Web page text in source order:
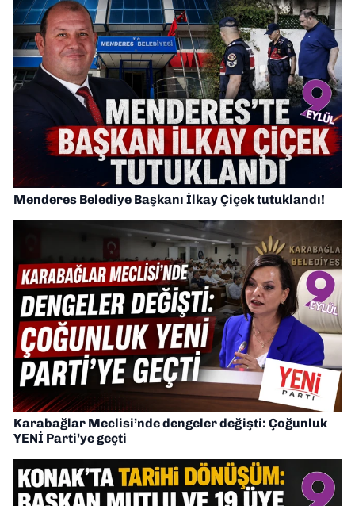
Menderes Belediye Başkanı İlkay Çiçek tutuklandı!
Karabağlar Meclisi’nde dengeler değişti: Çoğunluk
YENİ Parti’ye geçti